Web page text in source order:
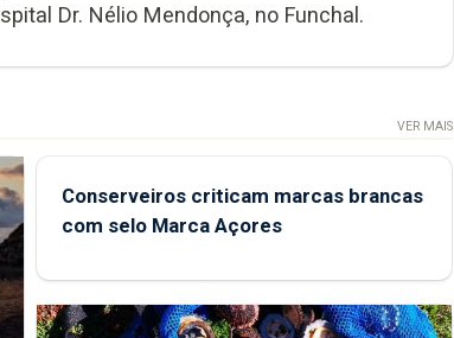
Dr. Nélio Mendonça, no Funchal.
VER MAIS
Conserveiros criticam marcas brancas
com selo Marca Açores